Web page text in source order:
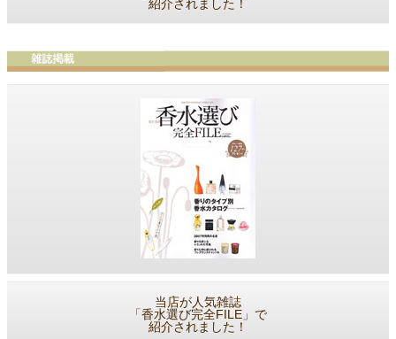
紹介されました！
当店が人気雑誌
「香水選び完全FILE」で
紹介されました！